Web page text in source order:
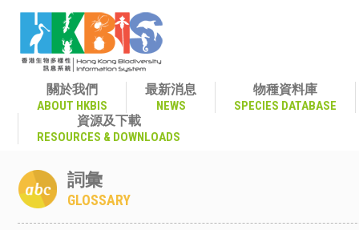
關於我們
ABOUT HKBIS
最新消息
NEWS
物種資料庫
SPECIES DATABASE
資源及下載
RESOURCES & DOWNLOADS
詞彙
GLOSSARY